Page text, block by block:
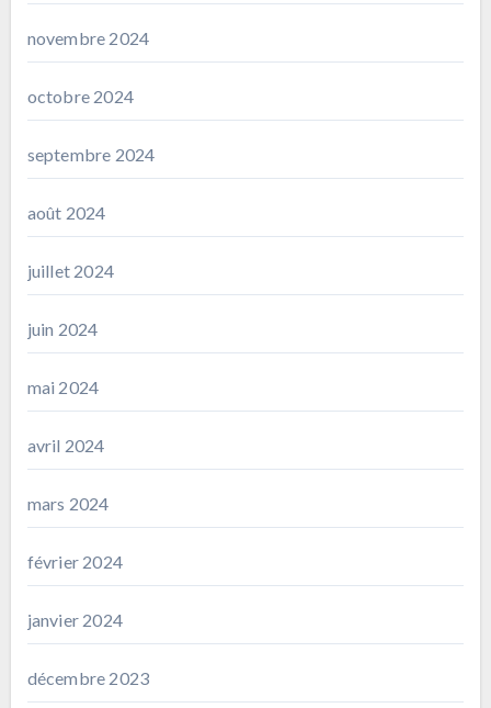
novembre 2024
octobre 2024
septembre 2024
août 2024
juillet 2024
juin 2024
mai 2024
avril 2024
mars 2024
février 2024
janvier 2024
décembre 2023